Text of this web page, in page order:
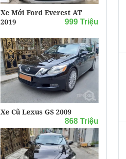
Xe Mới Ford Everest AT
2019
999 Triệu
Xe Cũ Lexus GS 2009
868 Triệu